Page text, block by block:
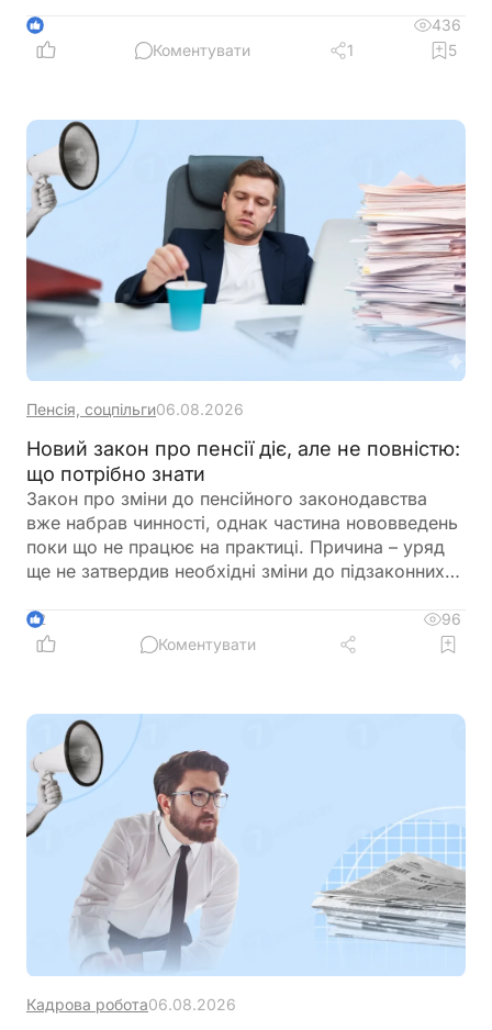
бюджетного відшкодування та запровадження
квартального звітного періоду для підприємців –
1
436
Коментувати
1 5
Пенсія, соцпільги06.08.2026
Новий закон про пенсії діє, але не повністю:
що потрібно знати
Закон про зміни до пенсійного законодавства
вже набрав чинності, однак частина нововведень
поки що не працює на практиці. Причина – уряд
ще не затвердив необхідні зміни до підзаконних
нових правил щодо підтвердження страхового
стажу та призначення пенсій
2
96
Коментувати
Кадрова робота06.08.2026